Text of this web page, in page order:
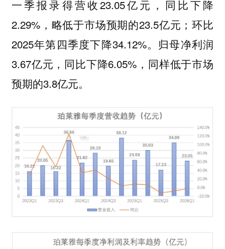
一季报录得营收23.05亿元，同比下降
2.29%，略低于市场预期的23.5亿元；环比
2025年第四季度下降34.12%。归母净利润
3.67亿元，同比下降6.05%，同样低于市场
预期的3.8亿元。